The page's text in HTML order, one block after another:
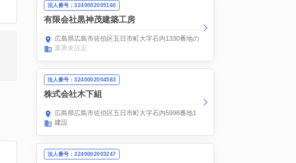
法人番号：3240002005160
有限会社黒神茂建築工房
広島県広島市佐伯区五日市町大字石内1330番地の54
業界未設定
法人番号：3240002004583
株式会社木下組
広島県広島市佐伯区五日市町大字石内5998番地1
建設
法人番号：3240002003247